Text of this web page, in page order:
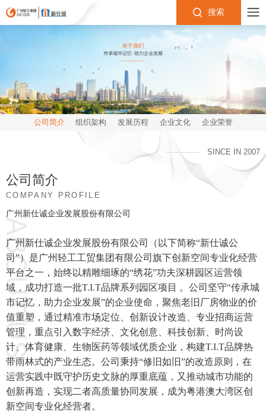
搜索
公司简介 组织架构 发展历程 企业文化 企业荣誉
SINCE IN 2007
公司简介
COMPANY PROFILE
广州新仕诚企业发展股份有限公司
广州新仕诚企业发展股份有限公司（以下简称“新仕诚公
司”）是广州轻工工贸集团有限公司旗下创新空间专业化经营
平台之一，始终以精雕细琢的“绣花”功夫深耕园区运营领
域，成功打造一批T.I.T品牌系列园区项目 。公司坚守“传承城
市记忆，助力企业发展”的企业使命，聚焦老旧厂房物业的价
值重塑，通过精准市场定位、创新设计改造、专业招商运营
管理，重点引入数字经济、文化创意、科技创新、时尚设
计、体育健康、生物医药等领域优质企业，构建T.I.T品牌热
带雨林式的产业生态。公司秉持“修旧如旧”的改造原则，在
运营实践中既守护历史文脉的厚重底蕴，又推动城市功能的
创新再造，实现二者高质量协同发展，成为粤港澳大湾区创
新空间专业化经营者。